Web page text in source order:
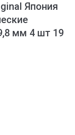
Япония
мм 4 шт 19